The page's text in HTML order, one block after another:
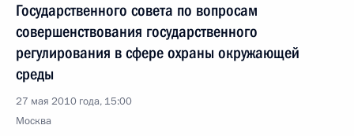
Государственного совета по вопросам
совершенствования государственного
регулирования в сфере охраны окружающей
среды
27 мая 2010 года, 15:00
Москва